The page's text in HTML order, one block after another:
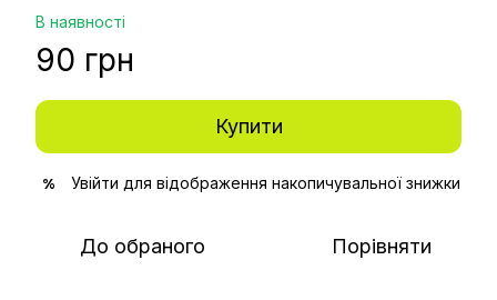
В наявності
90 грн
Купити
% Увійти для відображення накопичувальної знижки
До обраного Порівняти